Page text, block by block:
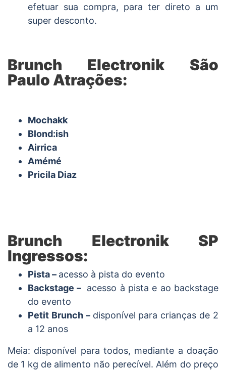
efetuar sua compra, para ter direto a um
super desconto.
Brunch Electronik São
Paulo Atrações:
Mochakk
Blond:ish
Airrica
Amémé
Pricila Diaz
Brunch Electronik SP
Ingressos:
Pista – acesso à pista do evento
Backstage – acesso à pista e ao backstage
do evento
Petit Brunch – disponível para crianças de 2
a 12 anos
Meia: disponível para todos, mediante a doação
de 1 kg de alimento não perecível. Além do preço